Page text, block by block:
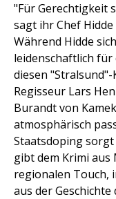
"Für Gerechtigkeit
sagt ihr Chef
Während Hidde
leidenschaftlich für
diesen
Regisseur Lars
Burandt von
atmosphärisch
Staatsdoping
gibt dem Krimi
regionalen Touch,
aus der Geschichte